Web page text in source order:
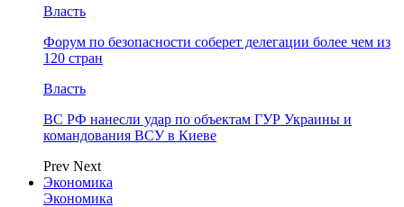
Власть
Форум по безопасности соберет делегации более чем из
120 стран
Власть
ВС РФ нанесли удар по объектам ГУР Украины и
командования ВСУ в Киеве
Prev Next
Экономика
Экономика